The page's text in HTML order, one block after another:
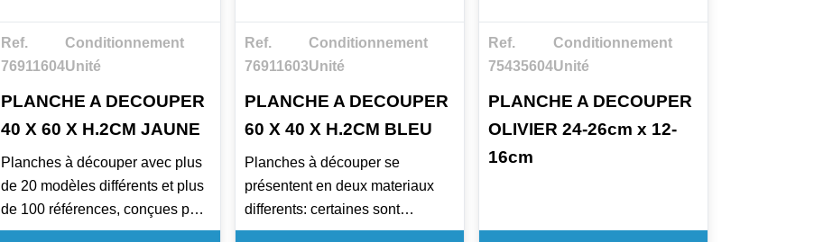
Ref.
76911604
Conditionnement
Unité
PLANCHE A DECOUPER
40 X 60 X H.2CM JAUNE
Planches à découper avec plus
de 20 modèles différents et plus
de 100 références, conçues pour
satisfaire tous les besoins du
Ref.
76911603
Conditionnement
Unité
PLANCHE A DECOUPER
60 X 40 X H.2CM BLEU
Planches à découper se
présentent en deux materiaux
differents: certaines sont
produites en Polyéthylène (PE)
Ref.
75435604
Conditionnement
Unité
PLANCHE A DECOUPER
OLIVIER 24-26cm x 12-
16cm